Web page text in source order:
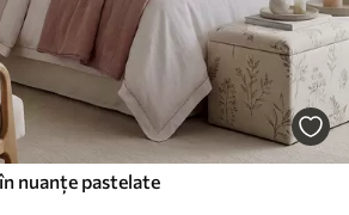
nuanțe pastelate